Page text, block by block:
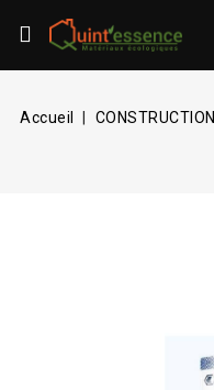
Accueil CONSTRUCTION